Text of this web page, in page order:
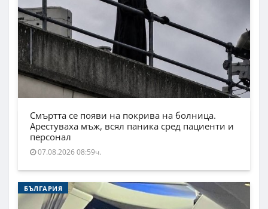
Смъртта се появи на покрива на болница.
Арестуваха мъж, всял паника сред пациенти и
персонал
07.08.2026 08:59ч.
БЪЛГАРИЯ